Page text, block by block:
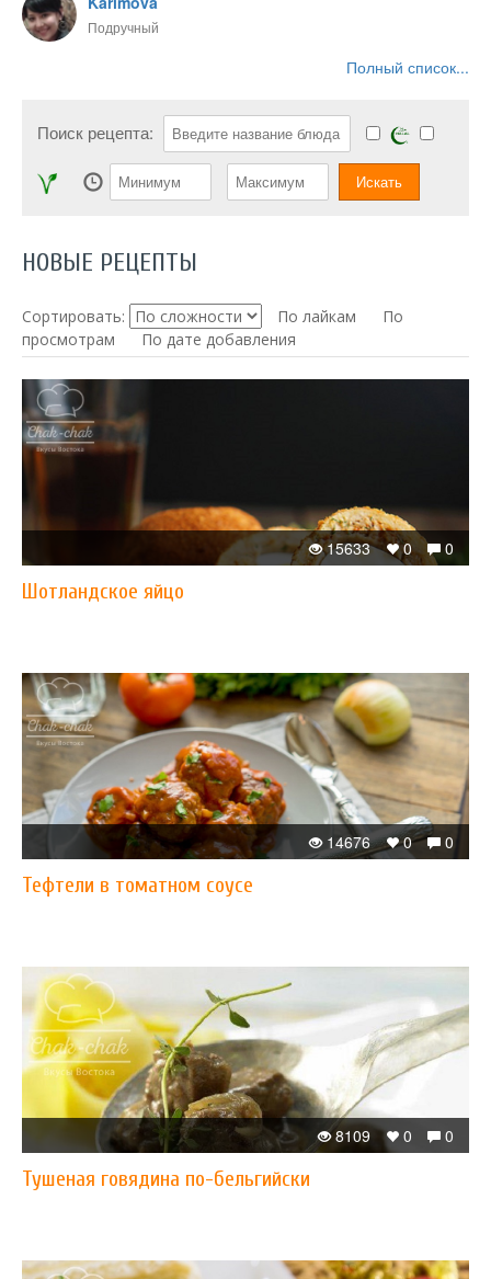
Подручный
Полный список...
Поиск рецепта:
НОВЫЕ РЕЦЕПТЫ
Сортировать: По лайкам
По
просмотрам
По дате добавления
0
0
15633
Шотландское яйцо
0
0
14676
Тефтели в томатном соусе
0
0
8109
Тушеная говядина по-бельгийски